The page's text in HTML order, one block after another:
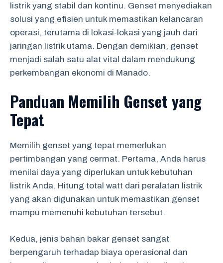
listrik yang stabil dan kontinu. Genset menyediakan
solusi yang efisien untuk memastikan kelancaran
operasi, terutama di lokasi-lokasi yang jauh dari
jaringan listrik utama. Dengan demikian, genset
menjadi salah satu alat vital dalam mendukung
perkembangan ekonomi di Manado.
Panduan Memilih Genset yang
Tepat
Memilih genset yang tepat memerlukan
pertimbangan yang cermat. Pertama, Anda harus
menilai daya yang diperlukan untuk kebutuhan
listrik Anda. Hitung total watt dari peralatan listrik
yang akan digunakan untuk memastikan genset
mampu memenuhi kebutuhan tersebut.
Kedua, jenis bahan bakar genset sangat
berpengaruh terhadap biaya operasional dan